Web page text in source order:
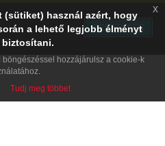
(sütiket) használ azért, hogy
a lehető legjobb élményt
hozzájárulsz a cookie-k
Tudj meg többet
x
TELEPÍTÉS